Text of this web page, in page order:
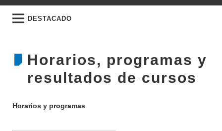
DESTACADO
Horarios, programas y
resultados de cursos
Horarios y programas